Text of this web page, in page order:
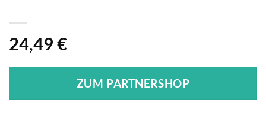
24,49 €
ZUM PARTNERSHOP